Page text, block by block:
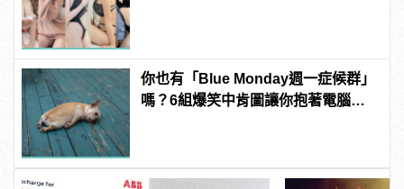
你也有「Blue Monday週一症候群」
嗎？6組爆笑中肯圖讓你抱著電腦大